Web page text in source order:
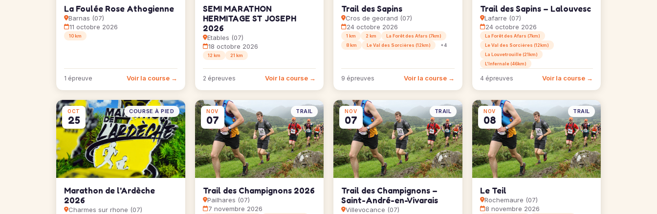
La Foulée Rose Athogienne
Barnas (07)
11 octobre 2026
10 km
1 épreuve Voir la course →
SEMI MARATHON
HERMITAGE ST JOSEPH
2026
Etables (07)
18 octobre 2026
12 km 21 km
2 épreuves Voir la course →
Trail des Sapins
Cros de georand (07)
24 octobre 2026
1 km 2 km
La Forêt des Afars (7km)
8 km
Le Val des Sorcières (12km) +4
9 épreuves Voir la course →
Trail des Sapins – Lalouvesc
Lafarre (07)
24 octobre 2026
La Forêt des Afars (7km)
Le Val des Sorcières (12km)
La Louvetrouille (21km)
L’Infernale (46km)
4 épreuves Voir la course →
OCT
25
COURSE À PIED
Marathon de l'Ardèche
2026
Charmes sur rhone (07)
NOV
07
TRAIL
Trail des Champignons 2026
Pailhares (07)
7 novembre 2026
NOV
07
TRAIL
Trail des Champignons –
Saint-André-en-Vivarais
Villevocance (07)
NOV
08
TRAIL
Le Teil
Rochemaure (07)
8 novembre 2026